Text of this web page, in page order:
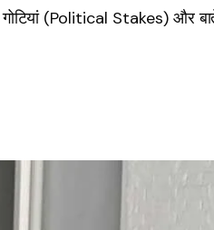
(Political Stakes) और